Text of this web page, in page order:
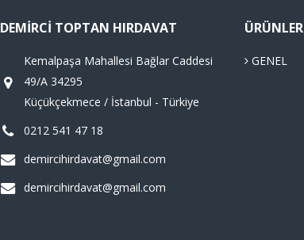
DEMIRCI TOPTAN HIRDAVAT
Kemalpaşa Mahallesi Bağlar Caddesi
49/A 34295
Küçükçekmece / İstanbul - Türkiye
0212 541 47 18
demircihirdavat@gmail.com
demircihirdavat@gmail.com
ÜRÜNLER
GENEL